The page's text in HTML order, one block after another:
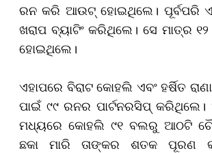
ରନ କରି ଆଉଟ୍ ହୋଇଥିଲେ। ପୂର୍ବପରି
ଖରାପ ବ୍ୟାଟିଂ କରିଥିଲେ। ସେ ମାତ୍ର
ହୋଇଥିଲେ।
ଏହାପରେ ବିରାଟ କୋହଲି ଏବଂ ହର୍ଷିତ
ପାଇଁ ୯୯ ରନର ପାର୍ଟନରସିପ୍ କରିଥିଲେ।
ମଧ୍ୟରେ କୋହଲି ୯୧ ବଲରୁ ଆଠଟି
ଛକା ମାରି ତାଙ୍କର ଶତକ ପୂରଣ